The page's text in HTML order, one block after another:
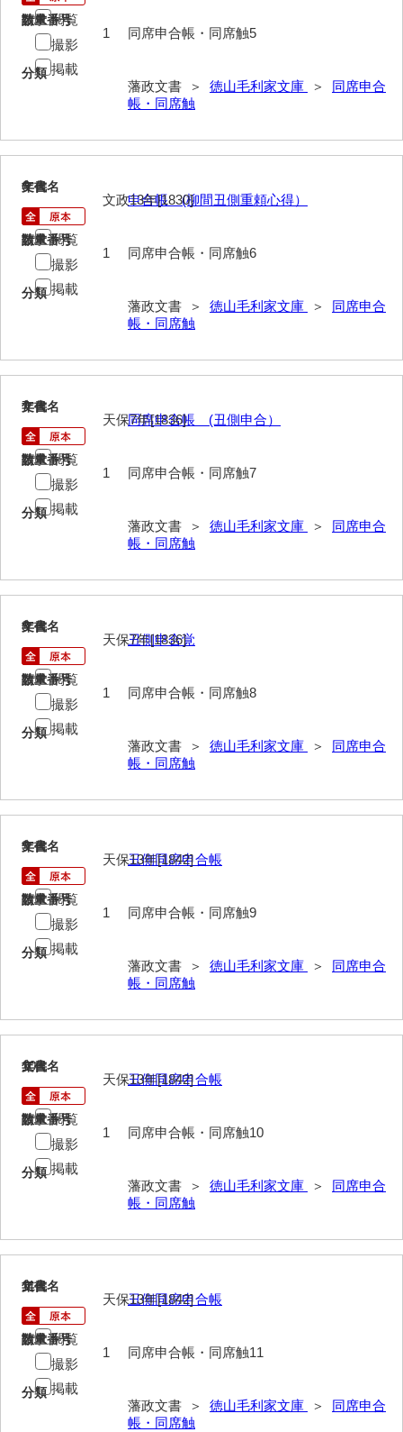
山野懸合録
勘場日記
勤向日帳
御滞京日記
寺社町方日記
奉幣使方日記
遊行上人通路一件
測量方書上
御勘渡奉書
銭穀録
川除方御定帳
御倹約書付
職掌録
服忌令
凶事分類・吉凶書抜
朝鮮人来聘記
諸令治法両部抜要
治法捷径録
目録
徳山藩史
請求番号
同席申合帳・同席触5
分類
藩政文書 ＞ 徳山毛利家文庫 ＞ 同席申合
帳・同席触
数量
1
閲覧
撮影
掲載
6
文書名
申合帳 (柳間丑側重頼心得）
請求番号
同席申合帳・同席触6
分類
藩政文書 ＞ 徳山毛利家文庫 ＞ 同席申合
帳・同席触
年代
文政13年[1830]
数量
1
閲覧
撮影
掲載
7
文書名
同席申合帳 (丑側申合）
請求番号
同席申合帳・同席触7
分類
藩政文書 ＞ 徳山毛利家文庫 ＞ 同席申合
帳・同席触
年代
天保7年[1836]
数量
1
閲覧
撮影
掲載
8
文書名
丑側申合覚
請求番号
同席申合帳・同席触8
分類
藩政文書 ＞ 徳山毛利家文庫 ＞ 同席申合
帳・同席触
年代
天保7年[1836]
数量
1
閲覧
撮影
掲載
9
文書名
丑側同席申合帳
請求番号
同席申合帳・同席触9
分類
藩政文書 ＞ 徳山毛利家文庫 ＞ 同席申合
帳・同席触
年代
天保13年[1842]
数量
1
閲覧
撮影
掲載
10
文書名
丑側同席申合帳
請求番号
同席申合帳・同席触10
分類
藩政文書 ＞ 徳山毛利家文庫 ＞ 同席申合
帳・同席触
年代
天保13年[1842]
数量
1
閲覧
撮影
掲載
11
文書名
丑側同席申合帳
請求番号
同席申合帳・同席触11
分類
藩政文書 ＞ 徳山毛利家文庫 ＞ 同席申合
帳・同席触
年代
天保13年[1842]
数量
1
閲覧
撮影
掲載